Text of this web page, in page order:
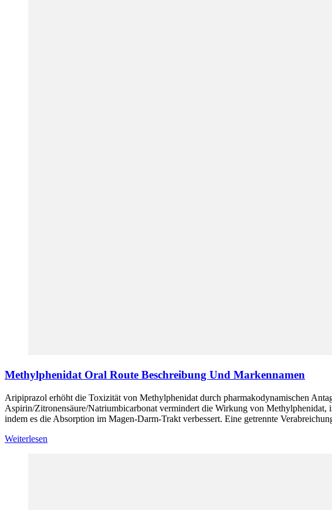
Methylphenidat Oral Route Beschreibung Und Markennamen
Aripiprazol erhöht die Toxizität von Methylphenidat durch pharmakodynamischen
Aspirin/Zitronensäure/Natriumbicarbonat vermindert die Wirkung von
indem es die Absorption im Magen-Darm-Trakt verbessert. Eine getrennte
Weiterlesen